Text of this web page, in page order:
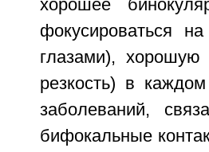
хорошее
фокусироваться
глазами), хорошую
резкость) в
заболеваний,
бифокальные